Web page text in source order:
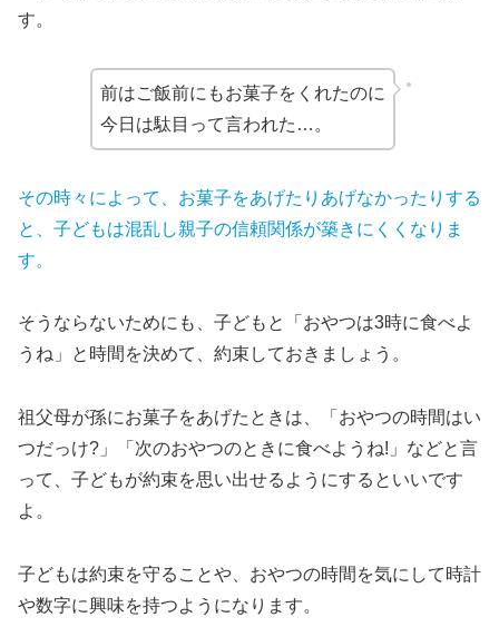
す。
前はご飯前にもお菓子をくれたのに
今日は駄目って言われた…。
その時々 によって、お菓子をあげたりあげなかったりする
と、子どもは混乱し親子の信頼関係が築きにくくなりま
す。
そうならないためにも、子どもと「おやつは3時に食べよ
うね」と時間を決めて、約束しておきましょう。
祖父母が孫にお菓子をあげたときは、「おやつの時間はい
つだっけ?」「次のおやつのときに食べようね!」などと言
って、子どもが約束を思い出せるようにするといいです
よ。
子どもは約束を守ることや、おやつの時間を気にして時計
や数字に興味を持つようになります。